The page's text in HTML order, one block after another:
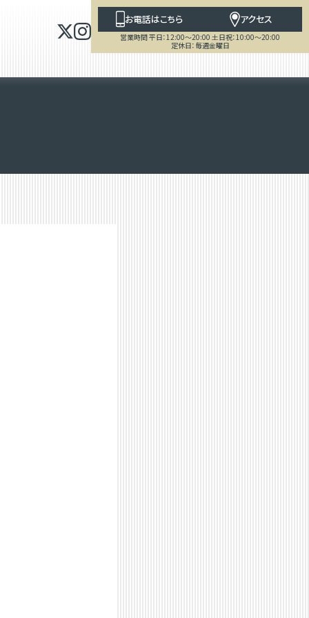
お電話はこちら アクセス
営業時間 平日：12:00～20:00 土日祝：10:00～20:00
定休日：毎週金曜日